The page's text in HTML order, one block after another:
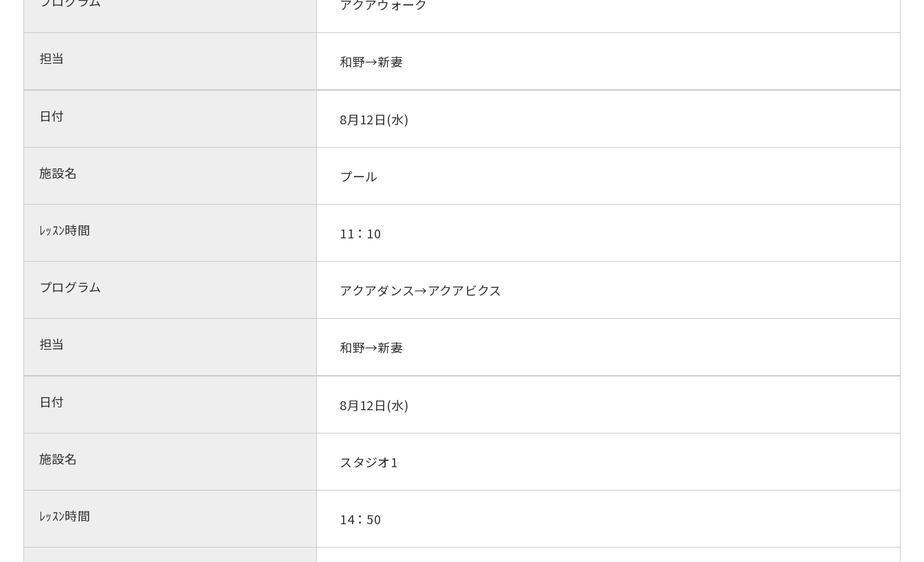
アクアウォーク
担当 和野→新妻
日付 8月12日(水)
施設名 プール
ﾚｯｽﾝ時間 11：10
プログラム アクアダンス→アクアビクス
担当 和野→新妻
日付 8月12日(水)
施設名 スタジオ1
ﾚｯｽﾝ時間 14：50